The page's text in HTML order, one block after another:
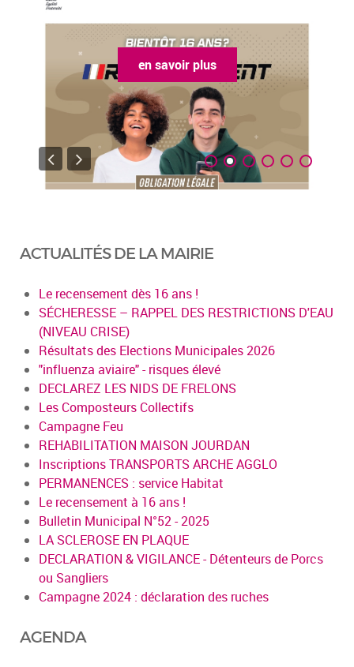
en savoir plus
ACTUALITÉS DE LA MAIRIE
Le recensement dès 16 ans !
SÉCHERESSE – RAPPEL DES RESTRICTIONS D'EAU
(NIVEAU CRISE)
Résultats des Elections Municipales 2026
"influenza aviaire" - risques élevé
DECLAREZ LES NIDS DE FRELONS
Les Composteurs Collectifs
Campagne Feu
REHABILITATION MAISON JOURDAN
Inscriptions TRANSPORTS ARCHE AGGLO
PERMANENCES : service Habitat
Le recensement à 16 ans !
Bulletin Municipal N°52 - 2025
LA SCLEROSE EN PLAQUE
DECLARATION & VIGILANCE - Détenteurs de Porcs
ou Sangliers
Campagne 2024 : déclaration des ruches
AGENDA